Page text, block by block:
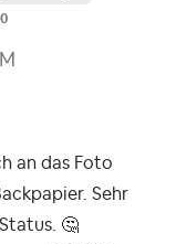
an das Foto
Sehr
🤔